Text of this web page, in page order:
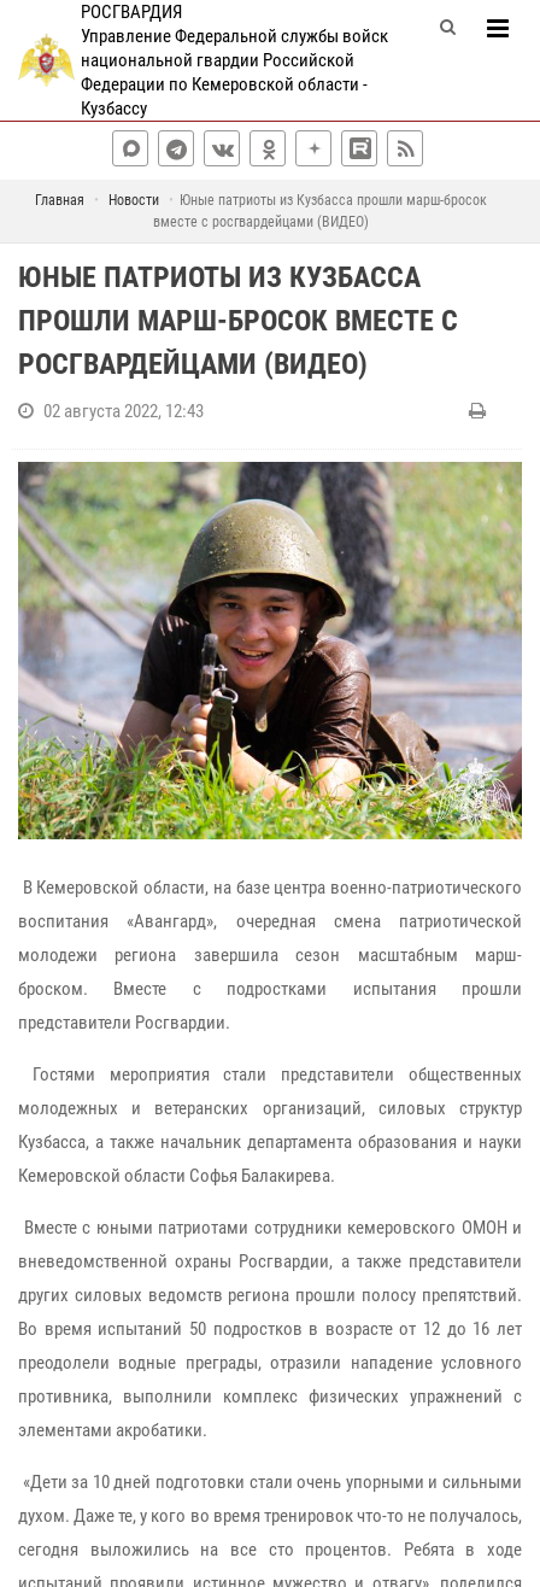
РОСГВАРДИЯ
Управление Федеральной службы войск
национальной гвардии Российской
Федерации по Кемеровской области -
Кузбассу
Главная Новости
Юные патриоты из Кузбасса прошли марш-бросок
вместе с росгвардейцами (ВИДЕО)
ЮНЫЕ ПАТРИОТЫ ИЗ КУЗБАССА
ПРОШЛИ МАРШ-БРОСОК ВМЕСТЕ С
РОСГВАРДЕЙЦАМИ (ВИДЕО)
02 августа 2022, 12:43
В Кемеровской области, на базе центра военно-патриотического
воспитания «Авангард», очередная смена патриотической
молодежи региона завершила сезон масштабным марш-
броском. Вместе с подростками испытания прошли
представители Росгвардии.
Гостями мероприятия стали представители общественных
молодежных и ветеранских организаций, силовых структур
Кузбасса, а также начальник департамента образования и науки
Кемеровской области Софья Балакирева.
Вместе с юными патриотами сотрудники кемеровского ОМОН и
вневедомственной охраны Росгвардии, а также представители
других силовых ведомств региона прошли полосу препятствий.
Во время испытаний 50 подростков в возрасте от 12 до 16 лет
преодолели водные преграды, отразили нападение условного
противника, выполнили комплекс физических упражнений с
элементами акробатики.
«Дети за 10 дней подготовки стали очень упорными и сильными
духом. Даже те, у кого во время тренировок что-то не получалось,
сегодня выложились на все сто процентов. Ребята в ходе